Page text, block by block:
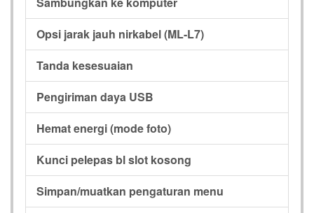
Opsi jarak jauh nirkabel (ML-L7)
Tanda kesesuaian
Pengiriman daya USB
Hemat energi (mode foto)
Kunci pelepas bl slot kosong
Simpan/muatkan pengaturan menu